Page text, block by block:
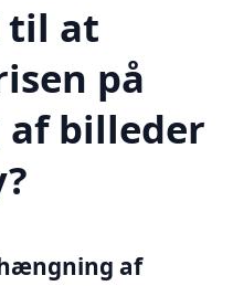
til at
på
billeder
af